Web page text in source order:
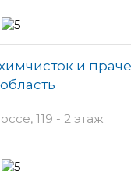
и
119 - 2 этаж